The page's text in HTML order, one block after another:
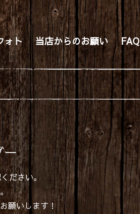
ォト 当店からのお願い FAQ
ー
ださい。
願いします！